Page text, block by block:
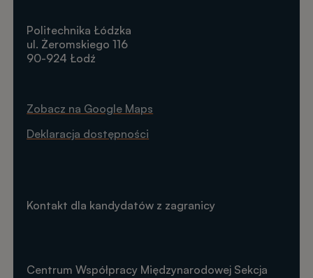
Politechnika Łódzka
ul. Żeromskiego 116
90-924 Łodź
Zobacz na Google Maps
Deklaracja dostępności
Kontakt dla kandydatów z zagranicy
Centrum Współpracy Międzynarodowej Sekcja